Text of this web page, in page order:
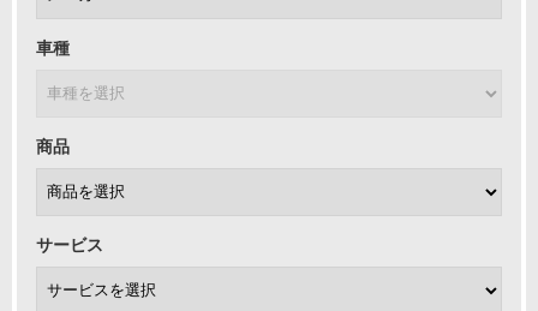
車種
商品
サービス